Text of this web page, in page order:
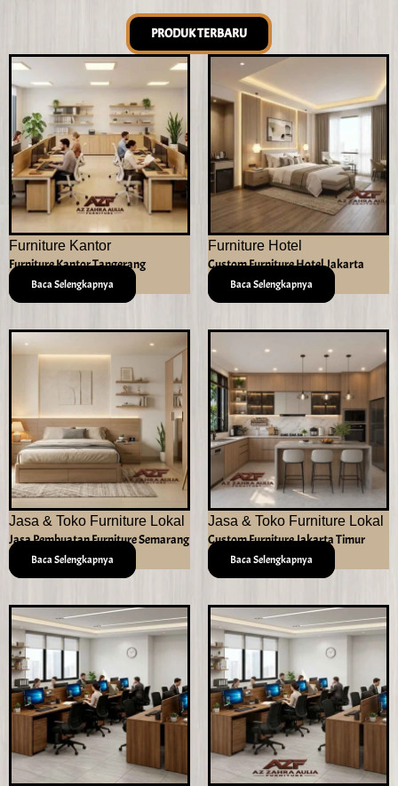
PRODUK TERBARU
Furniture Kantor
Furniture Kantor Tangerang
Baca Selengkapnya
Furniture Hotel
Custom Furniture Hotel Jakarta
Baca Selengkapnya
Jasa & Toko Furniture Lokal
Jasa Pembuatan Furniture Semarang
Baca Selengkapnya
Jasa & Toko Furniture Lokal
Custom Furniture Jakarta Timur
Baca Selengkapnya